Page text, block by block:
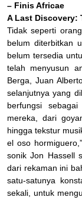
– Finis Africae
A Last Discovery:
Tidak seperti
belum diterbitkan
belum tersedia
telah menyusun
Berga, Juan
selanjutnya yang
berfungsi
mereka, dari
hingga tekstur
el oso
sonik Jon Hassell
dari rekaman ini
satu-satunya
sekali, untuk